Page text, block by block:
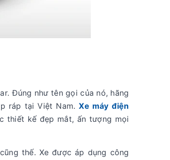
Đúng như tên gọi của nó, hãng
ráp tại Việt Nam.Xe máy điện
thiết kế đẹp mắt, ấn tượng mọi
thế. Xe được áp dụng công